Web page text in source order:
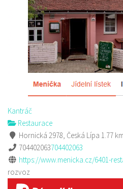
Kantráč
Restaurace
Hornická 2978, Česká Lípa 1.77 km
704402063704402063
https://www.menicka.cz/6401-
rozvoz